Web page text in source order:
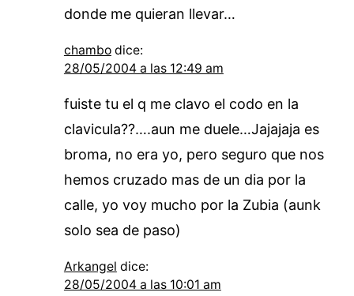
donde me quieran llevar…
chambo dice:
28/05/2004 a las 12:49 am
fuiste tu el q me clavo el codo en la
clavicula??….aun me duele…Jajajaja es
broma, no era yo, pero seguro que nos
hemos cruzado mas de un dia por la
calle, yo voy mucho por la Zubia (aunk
solo sea de paso)
Arkangel dice:
28/05/2004 a las 10:01 am